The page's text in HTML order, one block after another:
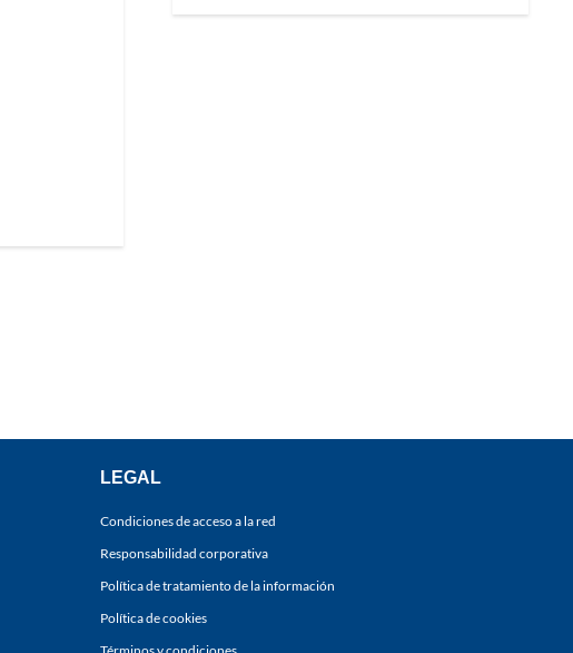
LEGAL
Condiciones de acceso a la red
Responsabilidad corporativa
Política de tratamiento de la información
Política de cookies